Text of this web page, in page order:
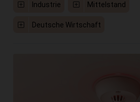
Industrie Mittelstand
Deutsche Wirtschaft